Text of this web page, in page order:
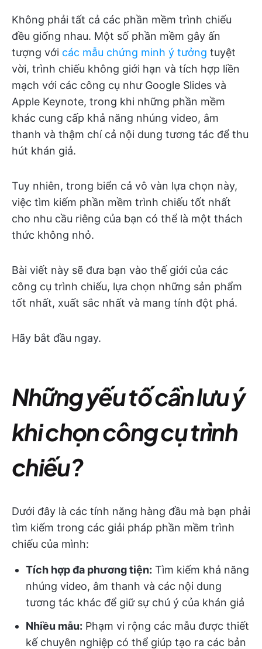
Không phải tất cả các phần mềm trình chiếu
đều giống nhau. Một số phần mềm gây ấn
tượng với các mẫu chứng minh ý tưởng tuyệt
vời, trình chiếu không giới hạn và tích hợp liền
mạch với các công cụ như Google Slides và
Apple Keynote, trong khi những phần mềm
khác cung cấp khả năng nhúng video, âm
thanh và thậm chí cả nội dung tương tác để thu
hút khán giả.
Tuy nhiên, trong biển cả vô vàn lựa chọn này,
việc tìm kiếm phần mềm trình chiếu tốt nhất
cho nhu cầu riêng của bạn có thể là một thách
thức không nhỏ.
Bài viết này sẽ đưa bạn vào thế giới của các
công cụ trình chiếu, lựa chọn những sản phẩm
tốt nhất, xuất sắc nhất và mang tính đột phá.
Hãy bắt đầu ngay.
Những yếu tố cần lưu ý
khi chọn công cụ trình
chiếu?
Dưới đây là các tính năng hàng đầu mà bạn phải
tìm kiếm trong các giải pháp phần mềm trình
chiếu của mình:
Tích hợp đa phương tiện: Tìm kiếm khả năng
nhúng video, âm thanh và các nội dung
tương tác khác để giữ sự chú ý của khán giả
Nhiều mẫu: Phạm vi rộng các mẫu được thiết
kế chuyên nghiệp có thể giúp tạo ra các bản